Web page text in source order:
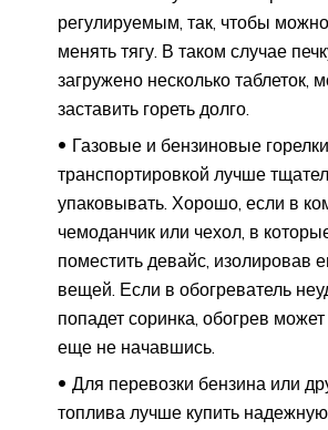
регулируемым, так, чтобы
менять тягу. В таком случае
загружено несколько таблеток,
заставить гореть долго.
Газовые и бензиновые
транспортировкой лучше
упаковывать. Хорошо, если в
чемоданчик или чехол, в
поместить девайс, изолировав
вещей. Если в обогреватель
попадет соринка, обогрев может
еще не начавшись.
Для перевозки бензина или
топлива лучше купить надежную